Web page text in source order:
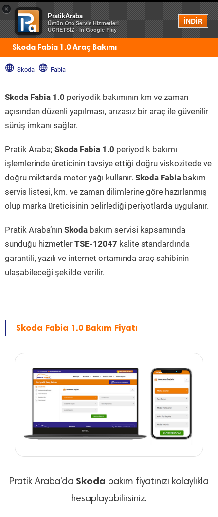
×
PratikAraba
Üstün Oto Servis Hizmetleri
ÜCRETSİZ - In Google Play
İNDİR
Menü
Skoda Fabia 1.0 Araç Bakımı
Skoda Fabia
Skoda Fabia 1.0 periyodik bakımının km ve zaman
açısından düzenli yapılması, arızasız bir araç ile güvenilir
sürüş imkanı sağlar.
Pratik Araba; Skoda Fabia 1.0 periyodik bakımı
işlemlerinde üreticinin tavsiye ettiği doğru viskozitede ve
doğru miktarda motor yağı kullanır. Skoda Fabia bakım
servis listesi, km. ve zaman dilimlerine göre hazırlanmış
olup marka üreticisinin belirlediği periyotlarda uygulanır.
Pratik Araba’nın Skoda bakım servisi kapsamında
sunduğu hizmetler TSE-12047 kalite standardında
garantili, yazılı ve internet ortamında araç sahibinin
ulaşabileceği şekilde verilir.
Skoda Fabia 1.0 Bakım Fiyatı
Pratik Araba'da Skoda bakım fiyatınızı kolaylıkla
hesaplayabilirsiniz.